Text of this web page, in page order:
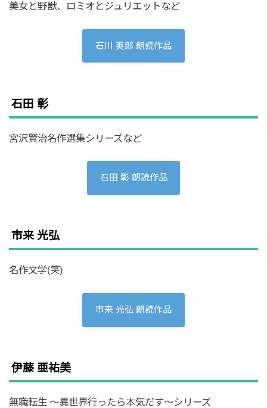
美女と野獣、ロミオとジュリエットなど
石川 英郎 朗読作品
石田 彰
宮沢賢治名作選集シリーズなど
石田 彰 朗読作品
市来 光弘
名作文学(笑)
市来 光弘 朗読作品
伊藤 亜祐美
無職転生 ～異世界行ったら本気だす～シリーズ